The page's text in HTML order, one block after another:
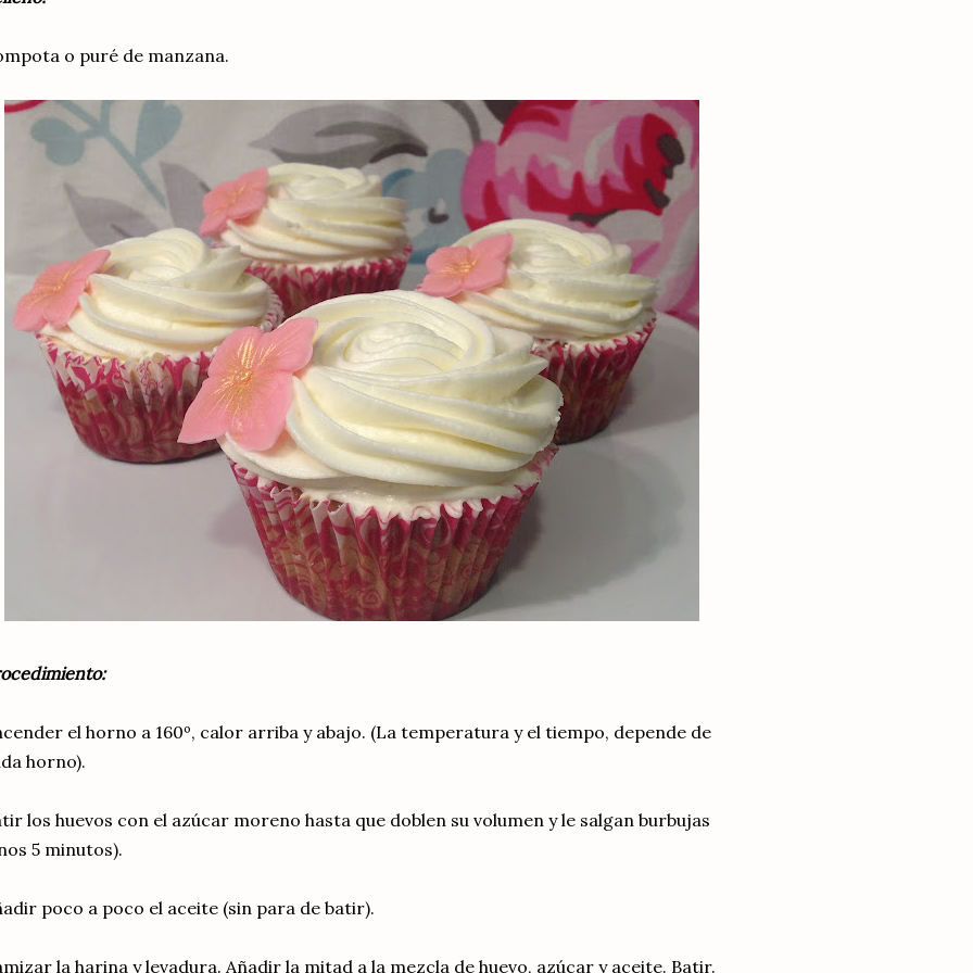
o puré de manzana.
el horno a 160º, calor arriba y abajo. (La temperatura y el tiempo, depende de
horno).
los huevos con el azúcar moreno hasta que doblen su volumen y le salgan burbujas
5 minutos).
poco a poco el aceite (sin para de batir).
la harina y levadura. Añadir la mitad a la mezcla de huevo, azúcar y aceite. Batir.